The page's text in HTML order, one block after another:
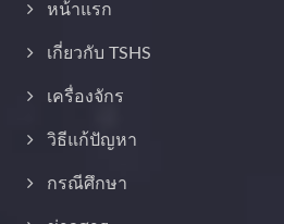
หน้าแรก
เกี่ยวกับ TSHS
เครื่องจักร
วิธีแก้ปัญหา
กรณีศึกษา